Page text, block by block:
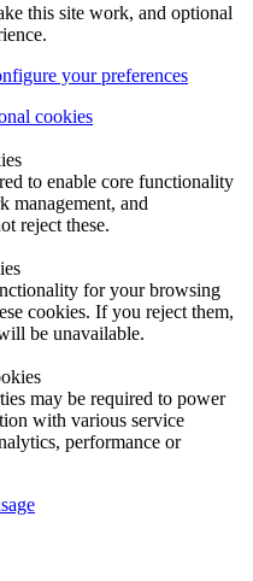
this site work, and optional
your preferences
cookies
to enable core functionality
management, and
reject these.
for your browsing
cookies. If you reject them,
be unavailable.
may be required to power
with various service
performance or